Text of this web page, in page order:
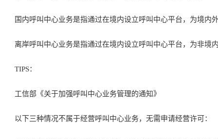
国内呼叫中心业务是指通过在境内设立呼叫中心平台，为境内
离岸呼叫中心业务是指通过在境内设立呼叫中心平台，为非境
TIPS：
工信部《关于加强呼叫中心业务管理的通知》
以下三种情况不属于经营呼叫中心业务，无需申请经营许可：